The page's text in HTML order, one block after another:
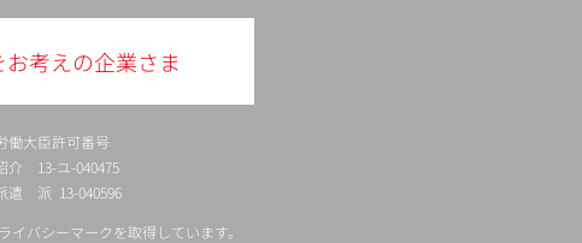
考えの企業さま
働大臣許可番号
介 13-ユ-040475
遣 派 13-040596
イバシーマークを取得しています。